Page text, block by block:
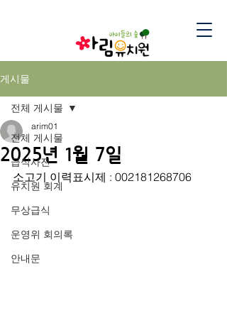
게시물
전체 게시물
급식사진
유치원 회계
무상급식
운영위 회의록
안내문
전체 게시물
2025년 1월 7일
arim01
소고기 이력표시제 : 002181268706